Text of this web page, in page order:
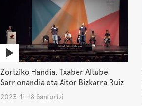
Zortziko Handia. Txaber Altube
Sarrionandia eta Aitor Bizkarra Ruiz
2023-11-18 Santurtzi